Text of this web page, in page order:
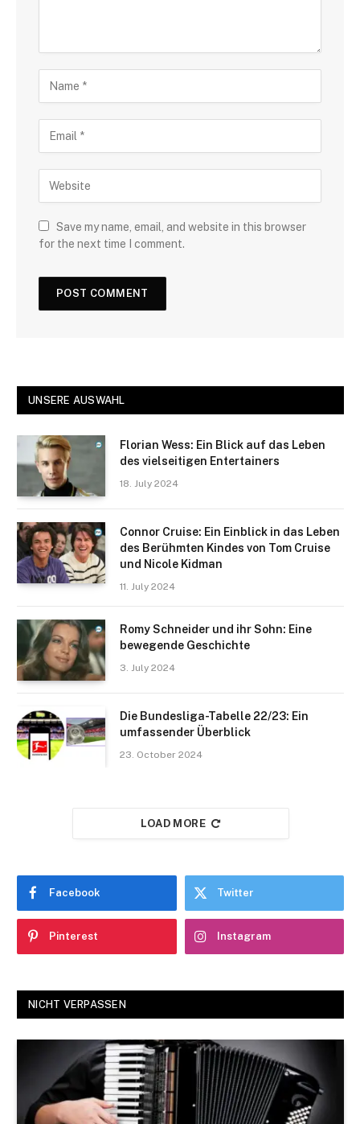
Save my name, email, and website in this browser
for the next time I comment.
UNSERE AUSWAHL
Florian Wess: Ein Blick auf das Leben
des vielseitigen Entertainers
18. July 2024
Connor Cruise: Ein Einblick in das Leben
des Berühmten Kindes von Tom Cruise
und Nicole Kidman
11. July 2024
Romy Schneider und ihr Sohn: Eine
bewegende Geschichte
3. July 2024
Die Bundesliga-Tabelle 22/23: Ein
umfassender Überblick
23. October 2024
LOAD MORE
Facebook Twitter
Pinterest Instagram
NICHT VERPASSEN